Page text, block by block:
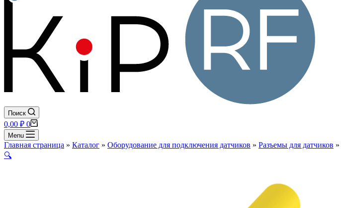
Поиск
Корзина
0,00 ₽ 0
Menu
Главная страница » Каталог » Оборудование для подключения датчиков » Разъемы для датчиков »
🔍